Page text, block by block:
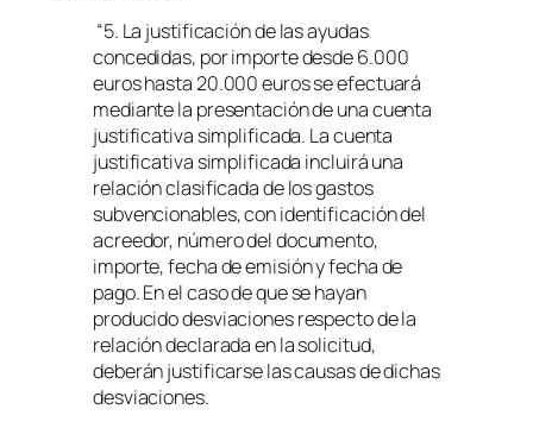
“5. La justificación de las ayudas
concedidas, por importe desde 6.000
euros hasta 20.000 euros se efectuará
mediante la presentación de una cuenta
justificativa simplificada. La cuenta
justificativa simplificada incluirá una
relación clasificada de los gastos
subvencionables, con identificación del
acreedor, número del documento,
importe, fecha de emisión y fecha de
pago. En el caso de que se hayan
producido desviaciones respecto de la
relación declarada en la solicitud,
deberán justificarse las causas de dichas
desviaciones.